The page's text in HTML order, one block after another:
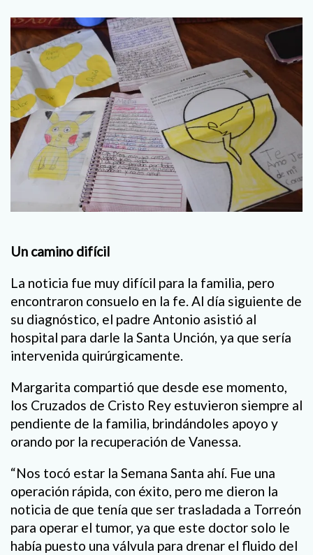
Un camino difícil
La noticia fue muy difícil para la familia, pero
encontraron consuelo en la fe. Al día siguiente de
su diagnóstico, el padre Antonio asistió al
hospital para darle la Santa Unción, ya que sería
intervenida quirúrgicamente.
Margarita compartió que desde ese momento,
los Cruzados de Cristo Rey estuvieron siempre al
pendiente de la familia, brindándoles apoyo y
orando por la recuperación de Vanessa.
“Nos tocó estar la Semana Santa ahí. Fue una
operación rápida, con éxito, pero me dieron la
noticia de que tenía que ser trasladada a Torreón
para operar el tumor, ya que este doctor solo le
había puesto una válvula para drenar el fluido del